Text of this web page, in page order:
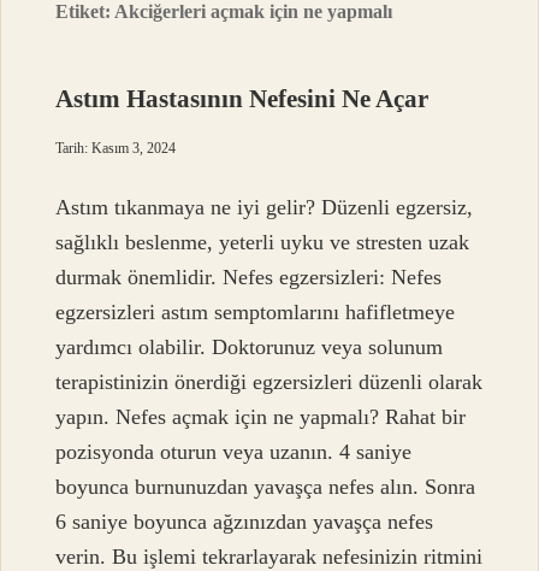
Etiket: Akciğerleri açmak için ne yapmalı
Astım Hastasının Nefesini Ne Açar
Tarih: Kasım 3, 2024
Astım tıkanmaya ne iyi gelir? Düzenli egzersiz,
sağlıklı beslenme, yeterli uyku ve stresten uzak
durmak önemlidir. Nefes egzersizleri: Nefes
egzersizleri astım semptomlarını hafifletmeye
yardımcı olabilir. Doktorunuz veya solunum
terapistinizin önerdiği egzersizleri düzenli olarak
yapın. Nefes açmak için ne yapmalı? Rahat bir
pozisyonda oturun veya uzanın. 4 saniye
boyunca burnunuzdan yavaşça nefes alın. Sonra
6 saniye boyunca ağzınızdan yavaşça nefes
verin. Bu işlemi tekrarlayarak nefesinizin ritmini